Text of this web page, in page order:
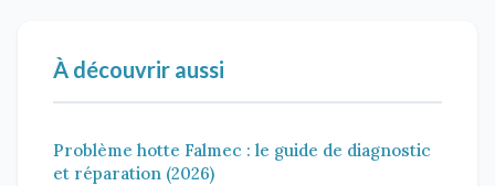
À découvrir aussi
Problème hotte Falmec : le guide de diagnostic
et réparation (2026)